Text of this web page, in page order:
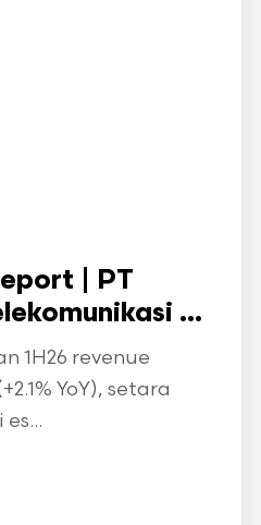
| PT
...
1H26 revenue
YoY), setara